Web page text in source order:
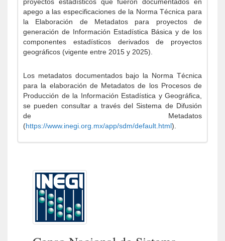
apego a las especificaciones de la Norma Técnica para
la Elaboración de Metadatos para proyectos de
generación de Información Estadística Básica y de los
componentes estadísticos derivados de proyectos
geográficos (vigente entre 2015 y 2025).
Los metadatos documentados bajo la Norma Técnica
para la elaboración de Metadatos de los Procesos de
Producción de la Información Estadística y Geográfica,
se pueden consultar a través del Sistema de Difusión
de Metadatos
(https://www.inegi.org.mx/app/sdm/default.html).